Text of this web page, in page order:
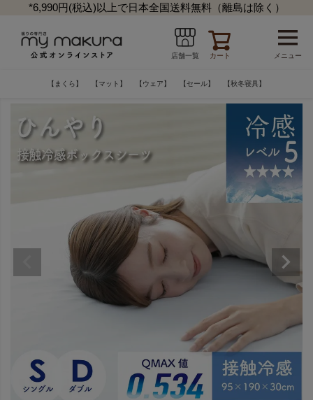
*6,990円(税込)以上で日本全国送料無料（離島は除く）
店舗一覧 カート メニュー
【まくら】 【マット】 【ウェア】 【セール】 【秋冬寝具】